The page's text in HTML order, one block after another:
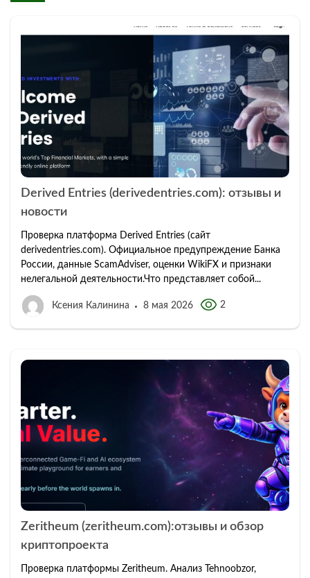
Derived Entries (derivedentries.com): отзывы и
новости
Проверка платформа Derived Entries (сайт
derivedentries.com). Официальное предупреждение Банка
России, данные ScamAdviser, оценки WikiFX и признаки
нелегальной деятельности.Что представляет собой...
Ксения Калинина 8 мая 2026 2
Zeritheum (zeritheum.com):отзывы и обзор
криптопроекта
Проверка платформы Zeritheum. Анализ Tehnoobzor,